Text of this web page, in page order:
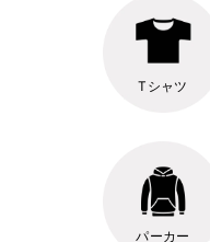
Tシャツ
パーカー